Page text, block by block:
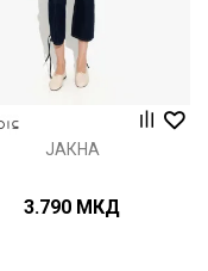
ЈАКНА
3.790 МКД